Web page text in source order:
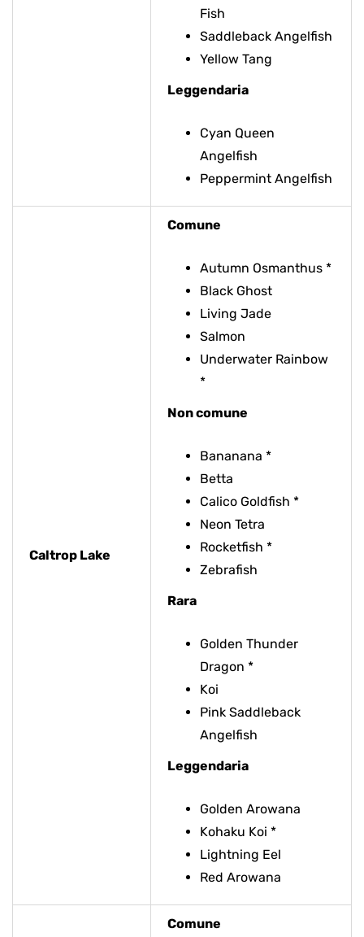
Fish
Saddleback Angelfish
Yellow Tang
Leggendaria
Cyan Queen
Angelfish
Peppermint Angelfish
Caltrop Lake
Comune
Autumn Osmanthus *
Black Ghost
Living Jade
Salmon
Underwater Rainbow
*
Non comune
Bananana *
Betta
Calico Goldfish *
Neon Tetra
Rocketfish *
Zebrafish
Rara
Golden Thunder
Dragon *
Koi
Pink Saddleback
Angelfish
Leggendaria
Golden Arowana
Kohaku Koi *
Lightning Eel
Red Arowana
Comune